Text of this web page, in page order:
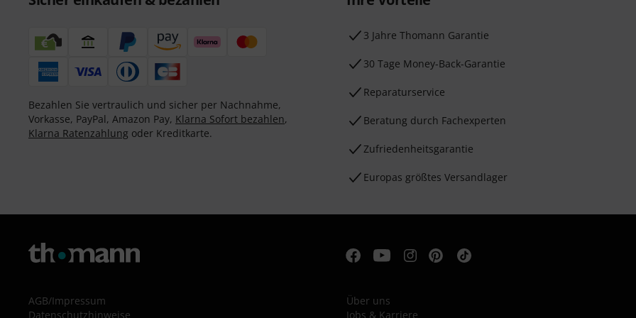
Bezahlen Sie vertraulich und sicher per Nachnahme,
Vorkasse, PayPal, Amazon Pay, Klarna Sofort bezahlen,
Klarna Ratenzahlung oder Kreditkarte.
3 Jahre Thomann Garantie
30 Tage Money-Back-Garantie
Reparaturservice
Beratung durch Fachexperten
Zufriedenheitsgarantie
Europas größtes Versandlager
AGB/Impressum
Datenschutzhinweise
Über uns
Jobs & Karriere